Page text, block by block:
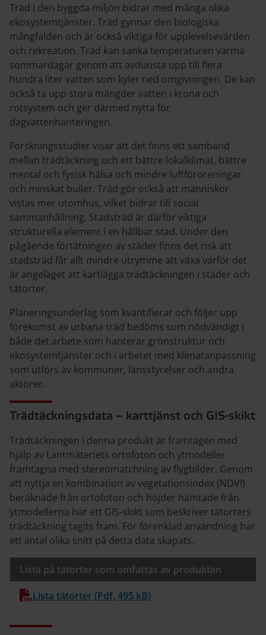
Träd i den byggda miljön bidrar med många olika
ekosystemtjänster. Träd gynnar den biologiska
mångfalden och är också viktiga för upplevelsevärden
och rekreation. Träd kan sänka temperaturen varma
sommardagar genom att avdunsta upp till flera
hundra liter vatten som kyler ned omgivningen. De kan
också ta upp stora mängder vatten i krona och
rotsystem och ger därmed nytta för
dagvattenhanteringen.
Forskningsstudier visar att det finns ett samband
mellan trädtäckning och ett bättre lokalklimat, bättre
mental och fysisk hälsa och mindre luftföroreningar
och minskat buller. Träd gör också att människor
vistas mer utomhus, vilket bidrar till social
sammanhållning. Stadsträd är därför viktiga
strukturella element i en hållbar stad. Under den
pågående förtätningen av städer finns det risk att
stadsträd får allt mindre utrymme att växa varför det
är angeläget att kartlägga trädtäckningen i städer och
tätorter.
Planeringsunderlag som kvantifierar och följer upp
förekomst av urbana träd bedöms som nödvändigt i
både det arbete som hanterar grönstruktur och
ekosystemtjänster och i arbetet med klimatanpassning
som utförs av kommuner, länsstyrelser och andra
aktörer.
Trädtäckningsdata – karttjänst och GIS-skikt
Trädtäckningen i denna produkt är framtagen med
hjälp av Lantmäteriets ortofoton och ytmodeller
framtagna med stereomatchning av flygbilder. Genom
att nyttja en kombination av vegetationsindex (NDVI)
beräknade från ortofoton och höjder hämtade från
ytmodellerna har ett GIS-skikt som beskriver tätorters
trädtäckning tagits fram. För förenklad användning har
ett antal olika snitt på detta data skapats.
Lista på tätorter som omfattas av produkten
Lista tätorter (Pdf, 495 kB)